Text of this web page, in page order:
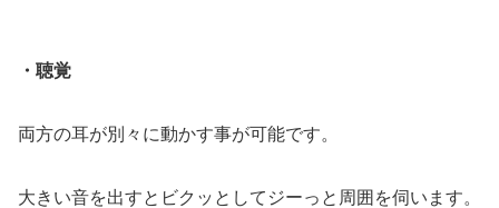
・聴覚
両方の耳が別々に動かす事が可能です。
大きい音を出すとビクッとしてジーっと周囲を伺います。